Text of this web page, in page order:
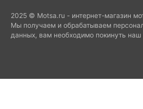
2025 © Motsa.ru - интернет-магазин
Мы получаем и обрабатываем
данных, вам необходимо покинуть наш